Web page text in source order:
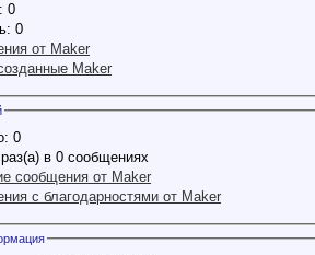
0
0
от Maker
Maker
0
в 0 сообщениях
сообщения от Maker
с благодарностями от Maker